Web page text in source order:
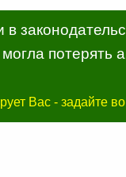
в
потерять
Вас - задайте